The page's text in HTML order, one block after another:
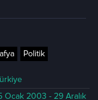
Politik
Ocak 2003 - 29 Aralık